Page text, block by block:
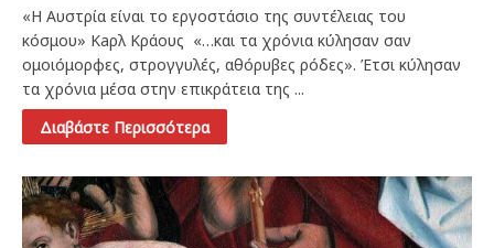
«Η Αυστρία είναι το εργοστάσιο της συντέλειας του
κόσμου» Κaρλ Κράους «…και τα χρόνια κύλησαν σαν
ομοιόμορφες, στρογγυλές, αθόρυβες ρόδες». Έτσι κύλησαν
τα χρόνια μέσα στην επικράτεια της ...
Διαβάστε Περισσότερα